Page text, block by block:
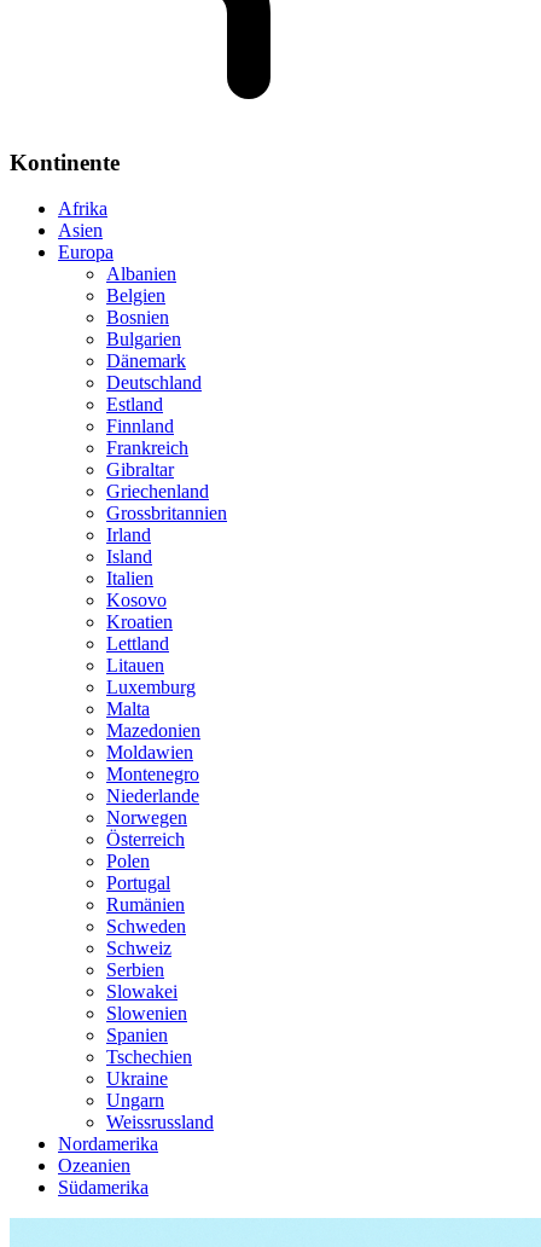
Kontinente
Afrika
Asien
Europa
Albanien
Belgien
Bosnien
Bulgarien
Dänemark
Deutschland
Estland
Finnland
Frankreich
Gibraltar
Griechenland
Grossbritannien
Irland
Island
Italien
Kosovo
Kroatien
Lettland
Litauen
Luxemburg
Malta
Mazedonien
Moldawien
Montenegro
Niederlande
Norwegen
Österreich
Polen
Portugal
Rumänien
Schweden
Schweiz
Serbien
Slowakei
Slowenien
Spanien
Tschechien
Ukraine
Ungarn
Weissrussland
Nordamerika
Ozeanien
Südamerika